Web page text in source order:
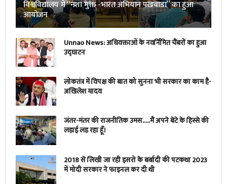
विश्वविद्यालय में “नशा मुक्त -भारत अभियान पखवाडा” का हुआ
आयोजन
Unnao News: अधिवक्ताओं के नवर्निमित चैंबरों का हुआ
उद्घाटन
लोकतंत्र में विपक्ष की बात को सुनना भी सरकार का काम है-
अखिलेश यादव
जंतर-मंतर की राजनीतिक उमस…..मैं अपने बेटे के हिस्से की
लड़ाई लड़ रहा हूँ।
2018 से लिखी जा रही इसरो के बर्बादी की पटकथा 2023
में मोदी सरकार ने फाइनल कर दी थी